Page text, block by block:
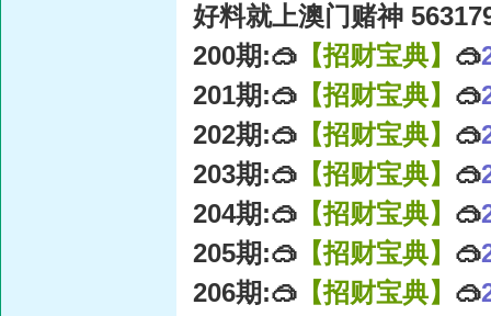
好料就上澳门赌神
200期:🥽 【招财宝典】 🥽
201期:🥽 【招财宝典】 🥽
202期:🥽 【招财宝典】 🥽
203期:🥽 【招财宝典】 🥽
204期:🥽 【招财宝典】 🥽
205期:🥽 【招财宝典】 🥽
206期:🥽 【招财宝典】 🥽